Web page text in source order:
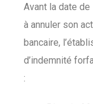
Avant la date
à annuler son
bancaire,
d’indemnité
: